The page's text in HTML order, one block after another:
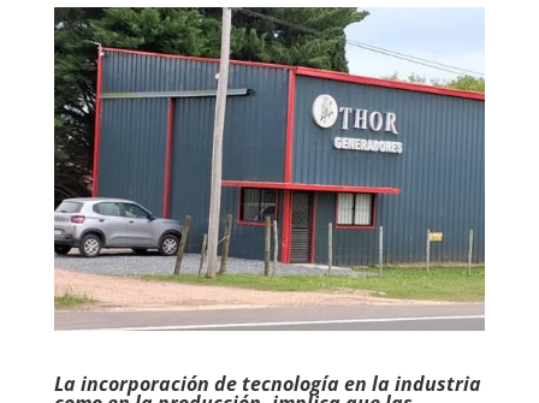
La incorporación de tecnología en la industria